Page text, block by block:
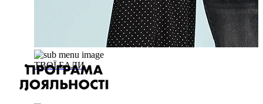
ТВОЇ БАЛИ